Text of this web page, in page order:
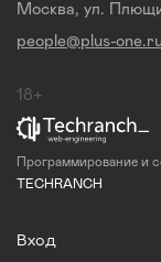
Москва, ул.
people@plus-one.ru
18+
Программирование и
TECHRANCH
Вход